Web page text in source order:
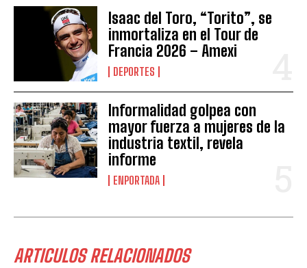
Isaac del Toro, “Torito”, se
inmortaliza en el Tour de
Francia 2026 – Amexi
DEPORTES
Informalidad golpea con
mayor fuerza a mujeres de la
industria textil, revela
informe
ENPORTADA
ARTICULOS RELACIONADOS